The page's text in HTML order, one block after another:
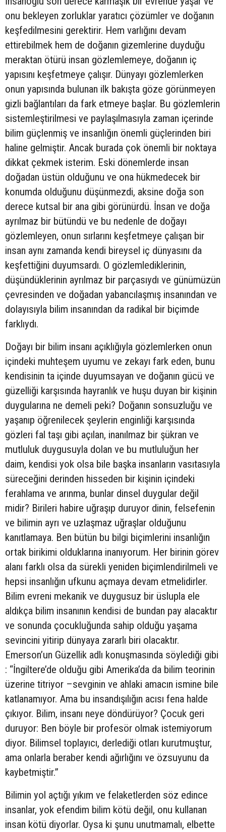
onu bekleyen zorluklar yaratıcı çözümler ve doğanın
keşfedilmesini gerektirir. Hem varlığını devam
ettirebilmek hem de doğanın gizemlerine duyduğu
meraktan ötürü insan gözlemlemeye, doğanın iç
yapısını keşfetmeye çalışır. Dünyayı gözlemlerken
onun yapısında bulunan ilk bakışta göze görünmeyen
gizli bağlantıları da fark etmeye başlar. Bu gözlemlerin
sistemleştirilmesi ve paylaşılmasıyla zaman içerinde
bilim güçlenmiş ve insanlığın önemli güçlerinden biri
haline gelmiştir. Ancak burada çok önemli bir noktaya
dikkat çekmek isterim. Eski dönemlerde insan
doğadan üstün olduğunu ve ona hükmedecek bir
konumda olduğunu düşünmezdi, aksine doğa son
derece kutsal bir ana gibi görünürdü. İnsan ve doğa
ayrılmaz bir bütündü ve bu nedenle de doğayı
gözlemleyen, onun sırlarını keşfetmeye çalışan bir
insan aynı zamanda kendi bireysel iç dünyasını da
keşfettiğini duyumsardı. O gözlemlediklerinin,
düşündüklerinin ayrılmaz bir parçasıydı ve günümüzün
çevresinden ve doğadan yabancılaşmış insanından ve
dolayısıyla bilim insanından da radikal bir biçimde
farklıydı.
Doğayı bir bilim insanı açıklığıyla gözlemlerken onun
içindeki muhteşem uyumu ve zekayı fark eden, bunu
kendisinin ta içinde duyumsayan ve doğanın gücü ve
güzelliği karşısında hayranlık ve huşu duyan bir kişinin
duygularına ne demeli peki? Doğanın sonsuzluğu ve
yaşanıp öğrenilecek şeylerin enginliği karşısında
gözleri fal taşı gibi açılan, inanılmaz bir şükran ve
mutluluk duygusuyla dolan ve bu mutluluğun her
daim, kendisi yok olsa bile başka insanların vasıtasıyla
süreceğini derinden hisseden bir kişinin içindeki
ferahlama ve arınma, bunlar dinsel duygular değil
midir? Birileri habire uğraşıp duruyor dinin, felsefenin
ve bilimin ayrı ve uzlaşmaz uğraşlar olduğunu
kanıtlamaya. Ben bütün bu bilgi biçimlerini insanlığın
ortak birikimi olduklarına inanıyorum. Her birinin görev
alanı farklı olsa da sürekli yeniden biçimlendirilmeli ve
hepsi insanlığın ufkunu açmaya devam etmelidirler.
Bilim evreni mekanik ve duygusuz bir üslupla ele
aldıkça bilim insanının kendisi de bundan pay alacaktır
ve sonunda çocukluğunda sahip olduğu yaşama
sevincini yitirip dünyaya zararlı biri olacaktır.
Emerson’un Güzellik adlı konuşmasında söylediği gibi
: “İngiltere’de olduğu gibi Amerika’da da bilim teorinin
üzerine titriyor –sevginin ve ahlaki amacın ismine bile
katlanamıyor. Ama bu insandışılığın acısı fena halde
çıkıyor. Bilim, insanı neye döndürüyor? Çocuk geri
duruyor: Ben böyle bir profesör olmak istemiyorum
diyor. Bilimsel toplayıcı, derlediği otları kurutmuştur,
ama onlarla beraber kendi ağırlığını ve özsuyunu da
kaybetmiştir.”
Bilimin yol açtığı yıkım ve felaketlerden söz edince
insanlar, yok efendim bilim kötü değil, onu kullanan
insan kötü diyorlar. Oysa ki şunu unutmamalı, elbette